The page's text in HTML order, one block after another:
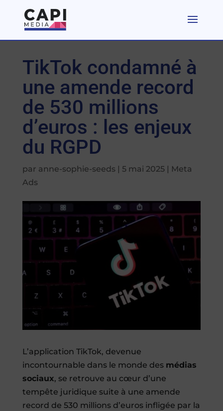
TikTok condamné à
une amende record
de 530 millions
d’euros : les enjeux
du RGPD
par anne-sophie-seeds| 5 mai 2025| Meta
Ads
L’application TikTok, devenue
incontournable dans le monde des médias
sociaux, se retrouve au cœur d’une
tempête juridique suite à une amende
record de 530 millions d’euros infligée par la